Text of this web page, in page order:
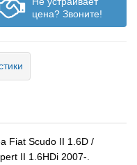
цена? Звоните!
Fiat Scudo II 1.6D /
II 1.6HDi 2007-.